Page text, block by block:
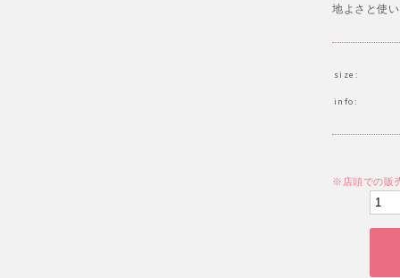
地よさと使
size:
info:
※店頭での販